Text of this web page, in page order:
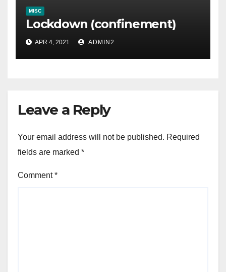
MISC
Lockdown (confinement)
APR 4, 2021 ADMIN2
Leave a Reply
Your email address will not be published. Required
fields are marked *
Comment*